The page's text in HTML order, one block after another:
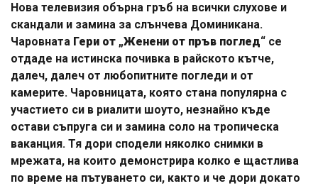
Нова телевизия обърна гръб на всички слухове и
скандали и замина за слънчева Доминикана.
Чаровната Гери от „Женени от пръв поглед“ се
отдаде на истинска почивка в райското кътче,
далеч, далеч от любопитните погледи и от
камерите. Чаровницата, която стана популярна с
участието си в риалити шоуто, незнайно къде
остави съпруга си и замина соло на тропическа
ваканция. Тя дори сподели няколко снимки в
мрежата, на които демонстрира колко е щастлива
по време на пътуването си, както и че дори докато